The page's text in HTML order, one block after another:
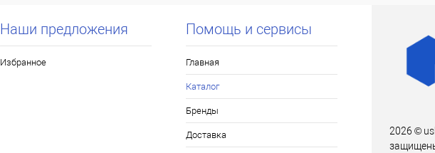
Наши предложения
Избранное
Помощь и сервисы
Главная
Каталог
Бренды
Доставка
2026 ©